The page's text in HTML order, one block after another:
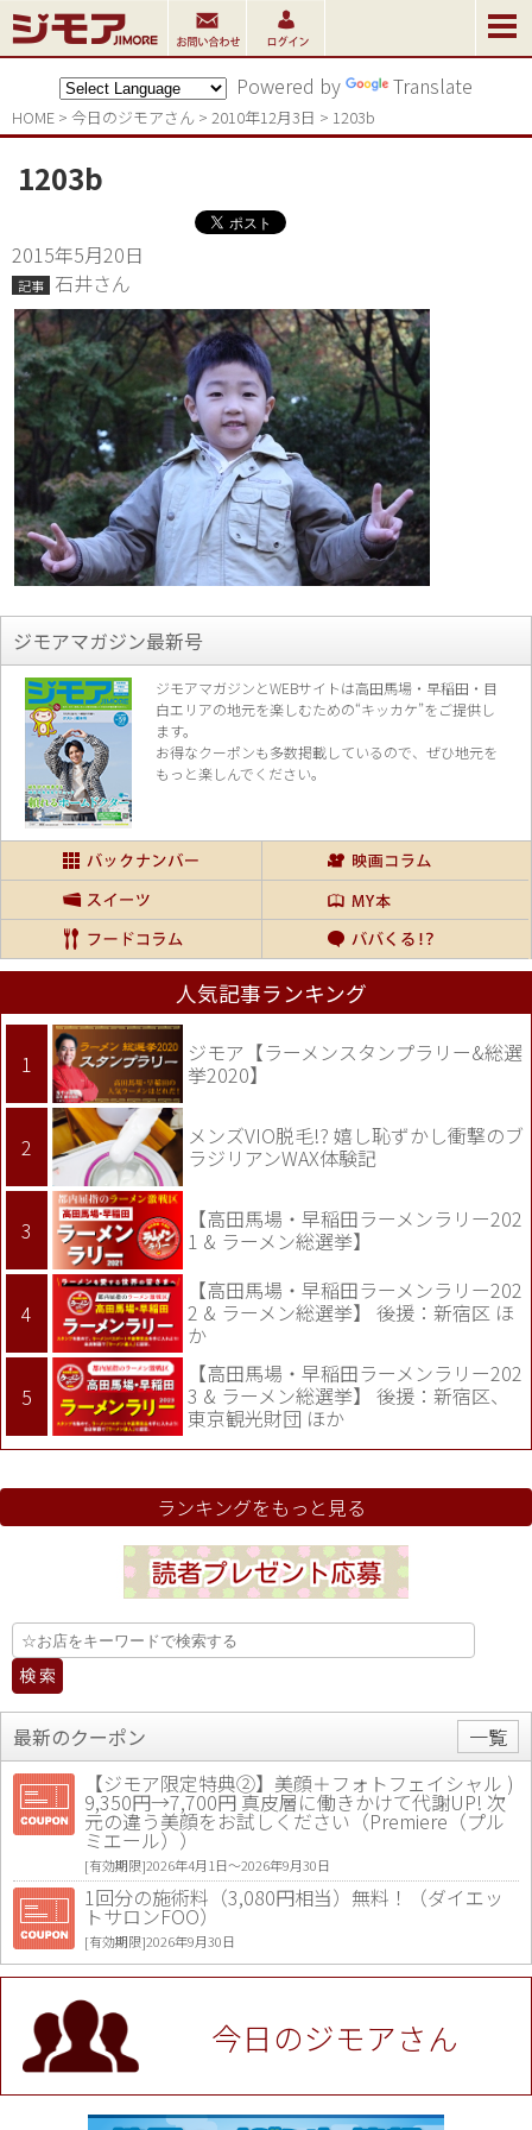
Powered by Translate
HOME > 今日のジモアさん > 2010年12月3日 > 1203b
1203b
2015年5月20日
記事 石井さん
ジモアマガジン最新号
ジモアマガジンとWEBサイトは高田馬場・早稲田・目
白エリアの地元を楽しむための“キッカケ”をご提供し
ます。
お得なクーポンも多数掲載しているので、 ぜひ地元を
もっと楽しんでください。
人気記事ランキング
ジモア【ラーメンスタンプラリー&総選
挙2020】
メンズVIO脱毛!? 嬉し恥ずかし衝撃のブ
ラジリアンWAX体験記
【高田馬場・早稲田ラーメンラリー202
1 & ラーメン総選挙】
【高田馬場・早稲田ラーメンラリー202
2 & ラーメン総選挙】 後援：新宿区 ほ
か
【高田馬場・早稲田ラーメンラリー202
3 & ラーメン総選挙】 後援：新宿区、
東京観光財団 ほか
ランキングをもっと見る
最新のクーポン
一覧
【ジモア限定特典②】美顔＋フォトフェイシャル )
9,350円→7,700円 真皮層に働きかけて代謝UP! 次
元の違う美顔をお試しください（Premiere（プル
ミエール））
[有効期限]2026年4月1日〜2026年9月30日
1回分の施術料（3,080円相当）無料！（ダイエッ
トサロンFOO）
[有効期限]2026年9月30日
値段提示後「ジモア見た」で更に買い取り金額 U
P！※チケットと新品商品は除く（大黒屋 高田馬場
駅前店）
[有効期限]2026年9月30日
★ジモア限定特典★ お会計より全品5％OFF（ナチ
ュラル＆ハンドメイドショップ［マキマキ］）
[有効期限]2026年9月30日まで
今日のジモアさん